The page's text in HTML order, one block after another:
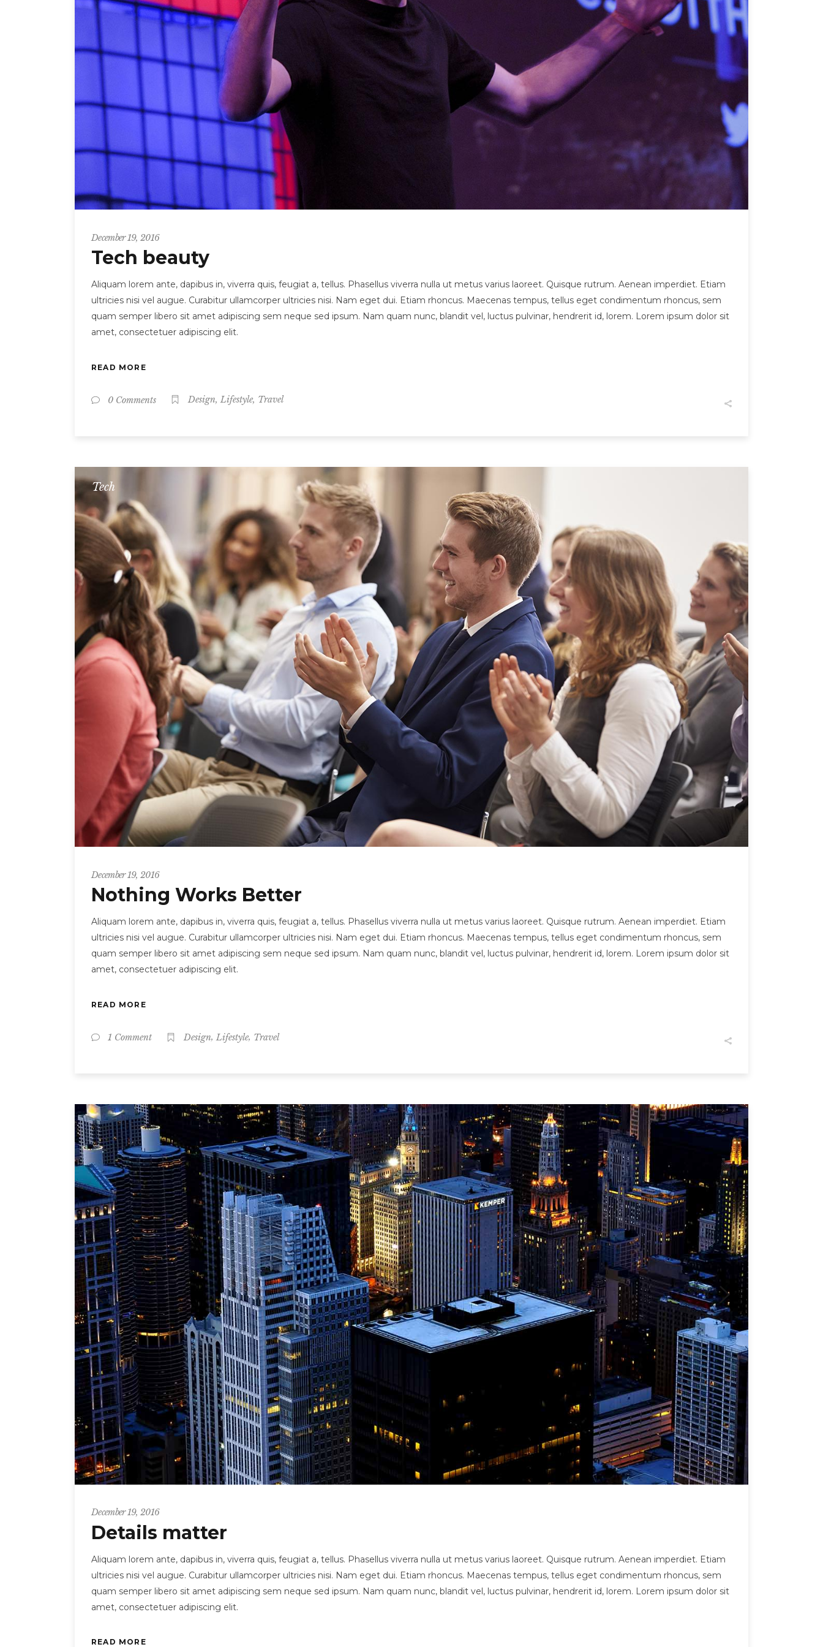
December 19, 2016
Tech beauty
Aliquam lorem ante, dapibus in, viverra quis, feugiat a, tellus. Phasellus viverra nulla ut metus varius laoreet. Quisque rutrum. Aenean imperdiet. Etiam
ultricies nisi vel augue. Curabitur ullamcorper ultricies nisi. Nam eget dui. Etiam rhoncus. Maecenas tempus, tellus eget condimentum rhoncus, sem
quam semper libero sit amet adipiscing sem neque sed ipsum. Nam quam nunc, blandit vel, luctus pulvinar, hendrerit id, lorem. Lorem ipsum dolor sit
amet, consectetuer adipiscing elit.
READ MORE
0 Comments Design, Lifestyle, Travel
Tech
December 19, 2016
Nothing Works Better
Aliquam lorem ante, dapibus in, viverra quis, feugiat a, tellus. Phasellus viverra nulla ut metus varius laoreet. Quisque rutrum. Aenean imperdiet. Etiam
ultricies nisi vel augue. Curabitur ullamcorper ultricies nisi. Nam eget dui. Etiam rhoncus. Maecenas tempus, tellus eget condimentum rhoncus, sem
quam semper libero sit amet adipiscing sem neque sed ipsum. Nam quam nunc, blandit vel, luctus pulvinar, hendrerit id, lorem. Lorem ipsum dolor sit
amet, consectetuer adipiscing elit.
READ MORE
1 Comment Design, Lifestyle, Travel
December 19, 2016
Details matter
Aliquam lorem ante, dapibus in, viverra quis, feugiat a, tellus. Phasellus viverra nulla ut metus varius laoreet. Quisque rutrum. Aenean imperdiet. Etiam
ultricies nisi vel augue. Curabitur ullamcorper ultricies nisi. Nam eget dui. Etiam rhoncus. Maecenas tempus, tellus eget condimentum rhoncus, sem
quam semper libero sit amet adipiscing sem neque sed ipsum. Nam quam nunc, blandit vel, luctus pulvinar, hendrerit id, lorem. Lorem ipsum dolor sit
amet, consectetuer adipiscing elit.
READ MORE